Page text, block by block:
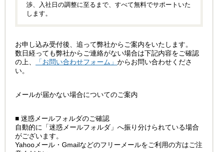
渉、入社日の調整に至るまで、すべて無料でサポートいた
します。
お申し込み受付後、追って弊社からご案内をいたします。
数日経っても弊社からご連絡がない場合は下記内容をご確認
の上、
「お問い合わせフォーム」 からお問い合わせくださ
い。
メールが届かない場合についてのご案内
■ 迷惑メールフォルダのご確認
自動的に「迷惑メールフォルダ」へ振り分けられている場合
がございます。
Yahooメール・Gmailなどのフリーメールをご利用の方はご注